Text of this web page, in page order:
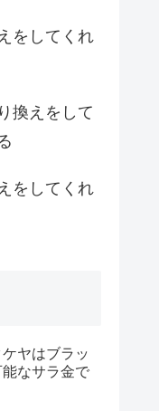
をしてくれ
換えをして
をしてくれ
ヤはブラッ
なサラ金で